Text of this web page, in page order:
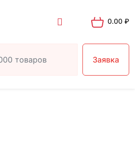
0.00 ₽
Заявка